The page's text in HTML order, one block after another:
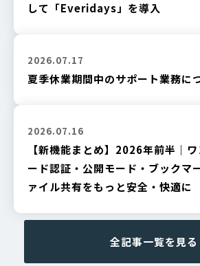
して「Everidays」を導入
2026.07.17
夏季休業期間中のサポート業務に
2026.07.16
【新機能まとめ】2026年前半｜
ード認証・公開モード・ブックマ
ァイル共有をもっと安全・快適に
全記事一覧を見る